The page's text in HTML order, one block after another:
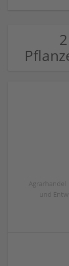
und